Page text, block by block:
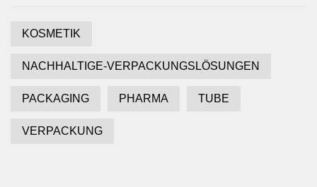
KOSMETIK
NACHHALTIGE-VERPACKUNGSLÖSUNGEN
PACKAGING PHARMA TUBE
VERPACKUNG